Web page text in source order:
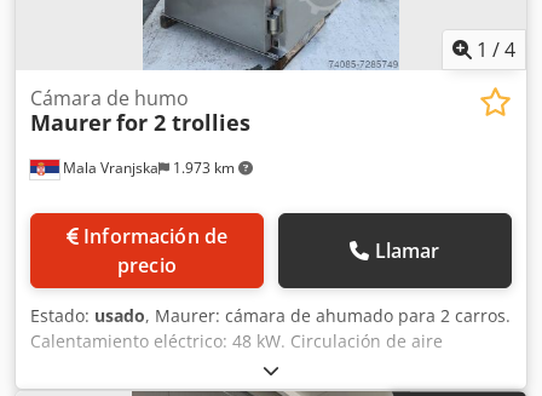
1 /4
Mala Vranjska 1.973 km
Cámara de humo
Maurerfor 2 trollies
Información de
precio
Llamar
Estado: usado, Maurer: cámara de ahumado para 2 carros.
Calentamiento eléctrico: 48 kW. Circulación de aire
ajustable. Control neumático de las compuertas de aire